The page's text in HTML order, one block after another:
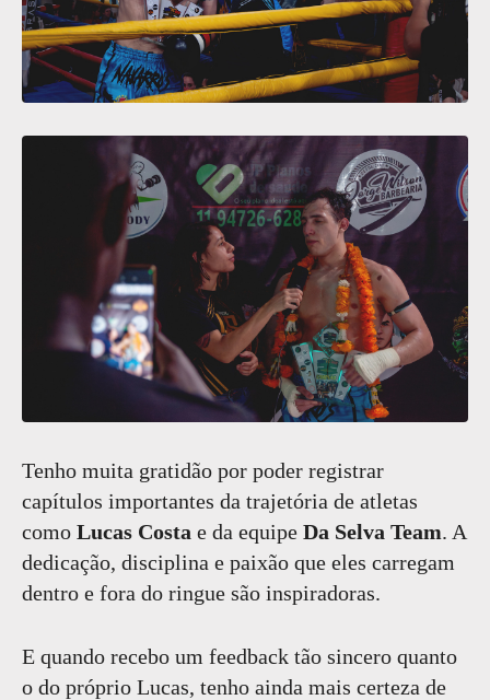
Tenho muita gratidão por poder registrar
capítulos importantes da trajetória de atletas
como Lucas Costa e da equipe Da Selva Team. A
dedicação, disciplina e paixão que eles carregam
dentro e fora do ringue são inspiradoras.
E quando recebo um feedback tão sincero quanto
o do próprio Lucas, tenho ainda mais certeza de